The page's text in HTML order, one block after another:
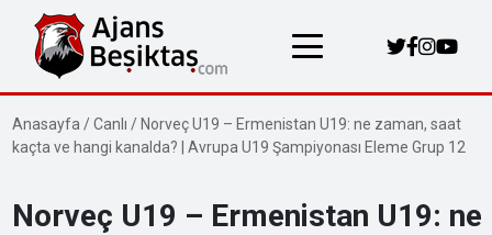
Anasayfa /Canlı / Norveç U19 – Ermenistan U19: ne zaman, saat
kaçta ve hangi kanalda? | Avrupa U19 Şampiyonası Eleme Grup 12
Norveç U19 – Ermenistan U19: ne